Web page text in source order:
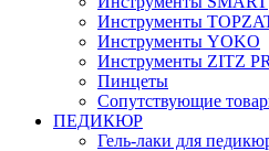
Инструменты
Инструменты YOKO
Инструменты ZITZ
Пинцеты
Сопутствующие
ПЕДИКЮР
Гель-лаки для